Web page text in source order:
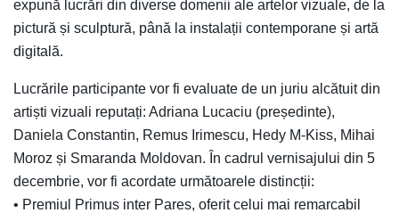
expună lucrări din diverse domenii ale artelor vizuale, de la
pictură și sculptură, până la instalații contemporane și artă
digitală.
Lucrările participante vor fi evaluate de un juriu alcătuit din
artiști vizuali reputați: Adriana Lucaciu (președinte),
Daniela Constantin, Remus Irimescu, Hedy M-Kiss, Mihai
Moroz și Smaranda Moldovan. În cadrul vernisajului din 5
decembrie, vor fi acordate următoarele distincții:
• Premiul Primus inter Pares, oferit celui mai remarcabil